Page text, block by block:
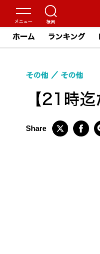
ホーム ランキング
【21時
その他 その他